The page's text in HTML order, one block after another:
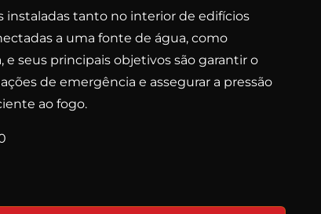
instaladas tanto no interior de edifícios
a uma fonte de água, como
e seus principais objetivos são garantir o
de emergência e assegurar a pressão
ao fogo.